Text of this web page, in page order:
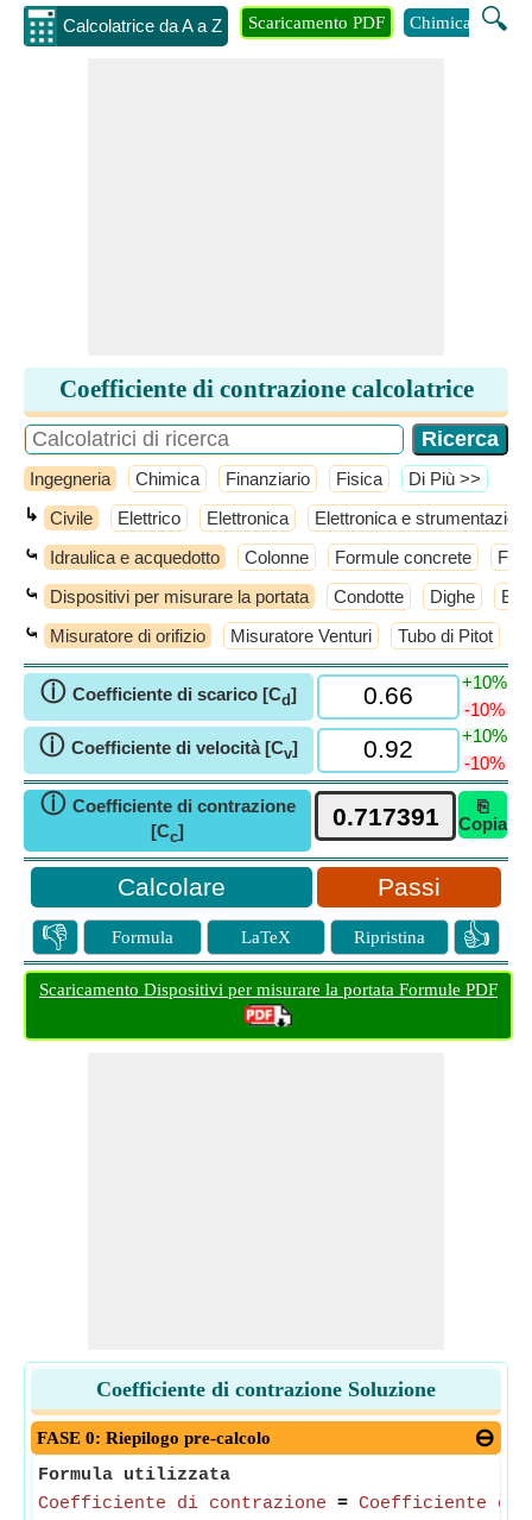
Calcolatrice da A a Z 🔍
Scaricamento PDF Chimica
Coefficiente di contrazione calcolatrice
Ingegneria Chimica Finanziario Fisica ​Di Più >>
↳ Civile Elettrico Elettronica Elettronica e
⤿ Idraulica e acquedotto Colonne Formule concrete
⤿ Dispositivi per misurare la portata Condotte Dighe
⤿ Misuratore di orifizio Misuratore Venturi Tubo di Pitot
ⓘ Coefficiente di scarico [Cd]
+10%
-10%
ⓘ Coefficiente di velocità [Cv]
+10%
-10%
ⓘ Coefficiente di contrazione
[Cc]
⎘
Copia
Passi
👎 Formula LaTeX Ripristina 👍
Scaricamento Dispositivi per misurare la portata Formule PDF
Coefficiente di contrazione Soluzione
FASE 0: Riepilogo pre-calcolo
Formula utilizzata
Coefficiente di contrazione = Coefficiente di